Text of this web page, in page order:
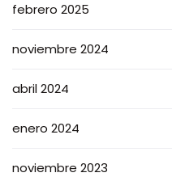
febrero 2025
noviembre 2024
abril 2024
enero 2024
noviembre 2023